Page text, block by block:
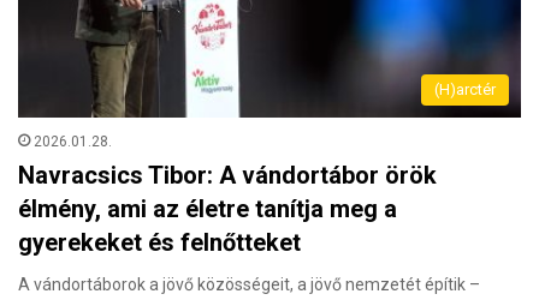
(H)arctér
2026.01.28.
Navracsics Tibor: A vándortábor örök
élmény, ami az életre tanítja meg a
gyerekeket és felnőtteket
A vándortáborok a jövő közösségeit, a jövő nemzetét építik –